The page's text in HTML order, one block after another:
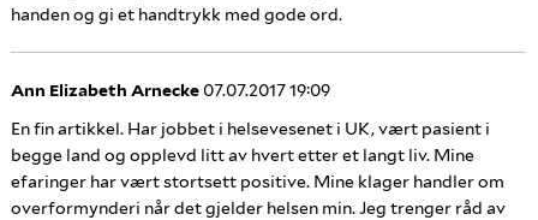
handen og gi et handtrykk med gode ord.
Ann Elizabeth Arnecke07.07.2017 19:09
En fin artikkel. Har jobbet i helsevesenet i UK, vært pasient i
begge land og opplevd litt av hvert etter et langt liv. Mine
efaringer har vært stortsett positive. Mine klager handler om
overformynderi når det gjelder helsen min. Jeg trenger råd av